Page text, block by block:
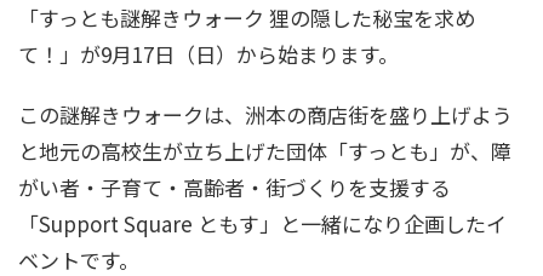
「すっとも謎解きウォーク 狸の隠した秘宝を求め
て！」が9月17日（日）から始まります。
この謎解きウォークは、洲本の商店街を盛り上げよう
と地元の高校生が立ち上げた団体「すっとも」が、障
がい者・子育て・高齢者・街づくりを支援する
「Support Square ともす」と一緒になり企画したイ
ベントです。